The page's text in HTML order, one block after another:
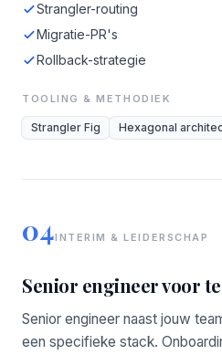
Strangler-routing
Migratie-PR's
Rollback-strategie
TOOLING & METHODIEK
Strangler Fig Hexagonal
04INTERIM & LEIDERSCHAP
Senior engineer voor
Senior engineer naast jouw
een specifieke stack.